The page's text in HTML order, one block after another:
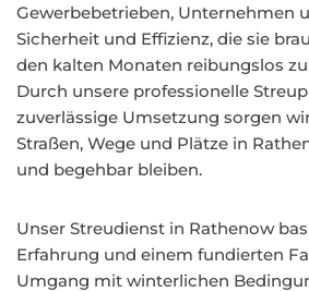
Gewerbebetrieben, Unternehmen
Sicherheit und Effizienz, die sie
den kalten Monaten reibungslos
Durch unsere professionelle
zuverlässige Umsetzung sorgen
Straßen, Wege und Plätze in
und begehbar bleiben.
Unser Streudienst in Rathenow
Erfahrung und einem fundierten
Umgang mit winterlichen